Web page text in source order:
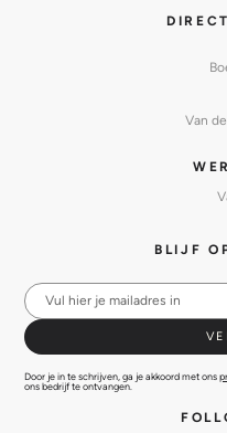
Van
BLIJF
Door je in te schrijven, ga je akkoord met ons
ons bedrijf te ontvangen.